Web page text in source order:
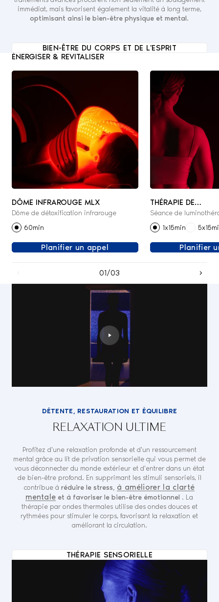
immédiat, mais favorisent également la vitalité à long terme,
optimisant ainsi le bien-être physique et mental.
BIEN-ÊTRE DU CORPS ET DE L'ESPRIT
ÉNERGISER & REVITALISER
DÔME INFRAROUGE MLX
Dôme de détoxification infrarouge
60min
Planifier un appel
THÉRAPIE DE
Séance de
1x15min
Planifier
01/03
DÉTENTE, RESTAURATION ET ÉQUILIBRE
RELAXATION ULTIME
Profitez d'une relaxation profonde et d'un ressourcement
mental grâce au lit de privation sensorielle qui vous permet de
vous déconnecter du monde extérieur et d'entrer dans un état
de bien-être profond. En supprimant les stimuli sensoriels, il
contribue àréduire le stress, à améliorer la clarté
mentale et à favoriser le bien-être émotionnel . La
thérapie par ondes thermales utilise des ondes douces et
rythmées pour stimuler le corps, favorisant la relaxation et
améliorant la circulation.
THÉRAPIE SENSORIELLE